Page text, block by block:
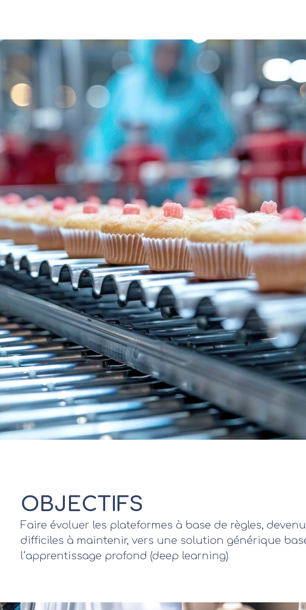
OBJECTIFS
Faire évoluer les plateformes à base de règles,
difficiles à maintenir, vers une solution générique
l’apprentissage profond (deep learning)